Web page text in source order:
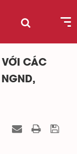
VỚI CÁC
NGND,